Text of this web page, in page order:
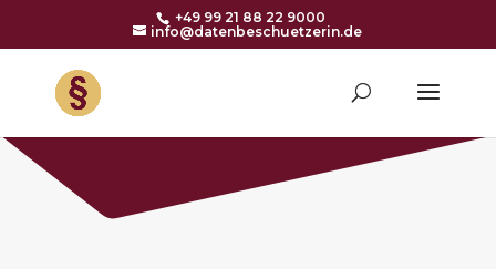
+49 99 21 88 22 9000
info@datenbeschuetzerin.de